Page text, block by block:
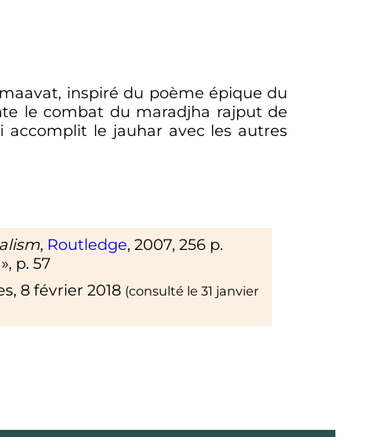
inspiré du poème épique du
le combat du maradjha rajput de
le jauhar avec les autres
, Routledge, 2007, 256 p.
», p. 57
, 8 février 2018 (consulté le 31 janvier